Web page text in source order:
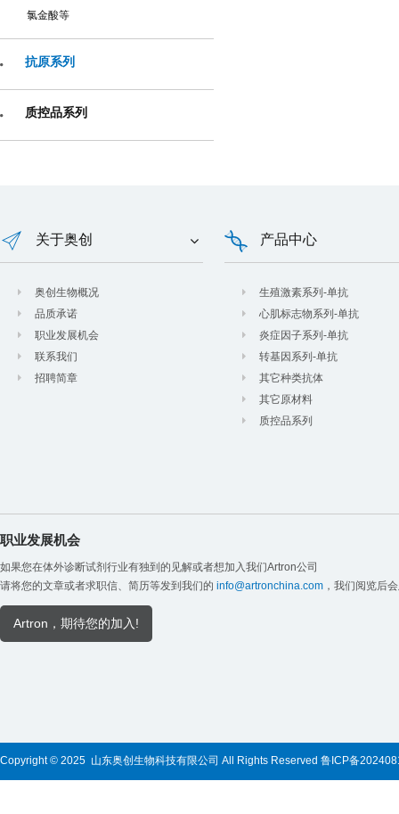
氯金酸等
抗原系列
质控品系列
关于奥创
奥创生物概况
品质承诺
职业发展机会
联系我们
招聘简章
产品中心
生殖激素系列-单抗
心肌标志物系列-单抗
炎症因子系列-单抗
转基因系列-单抗
其它种类抗体
其它原材料
质控品系列
职业发展机会
如果您在体外诊断试剂行业有独到的见解或者想加入我们Artron公司
请将您的文章或者求职信、简历等发到我们的 info@artronchina.com ，我们阅览后
Artron，期待您的加入!
Copyright © 2025 山东奥创生物科技有限公司 All Rights Reserved 鲁ICP备